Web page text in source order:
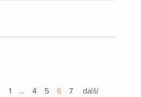
1 … 4 5 6 7 další